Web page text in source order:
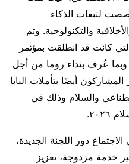
لتبعات الذكاء
والتكنولوجية. وتم
كانت قد انطلقت بمؤتمر
وبما عُرف بنداء روما من أجل
أيضًا بتأملات البابا
والسلام وذلك في
دور اللجنة الجديدة،
خدمة مزدوجة، تعزيز